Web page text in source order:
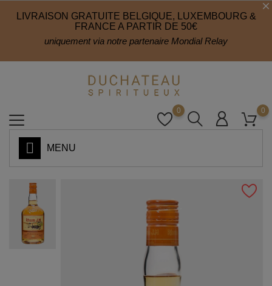
LIVRAISON GRATUITE BELGIQUE, LUXEMBOURG &
FRANCE A PARTIR DE 50€
uniquement via notre partenaire Mondial Relay
0
0
MENU